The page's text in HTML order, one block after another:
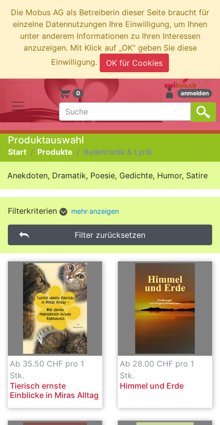
Die Mobus AG als Betreiberin dieser Seite braucht für
einzelne Datennutzungen Ihre Einwilligung, um Ihnen
unter anderem Informationen zu Ihren Interessen
anzuzeigen. Mit Klick auf „OK“ geben Sie diese
Einwilligung.
OK für Cookies
0 anmelden
Produktauswahl
Start Produkte Belletristik & Lyrik
Anekdoten, Dramatik, Poesie, Gedichte, Humor, Satire
Filterkriterien mehr anzeigen
Filter zurücksetzen
Ab 35.50 CHF pro 1
Stk.
Tierisch ernste
Einblicke in Miras Alltag
Ab 28.00 CHF pro 1
Stk.
Himmel und Erde